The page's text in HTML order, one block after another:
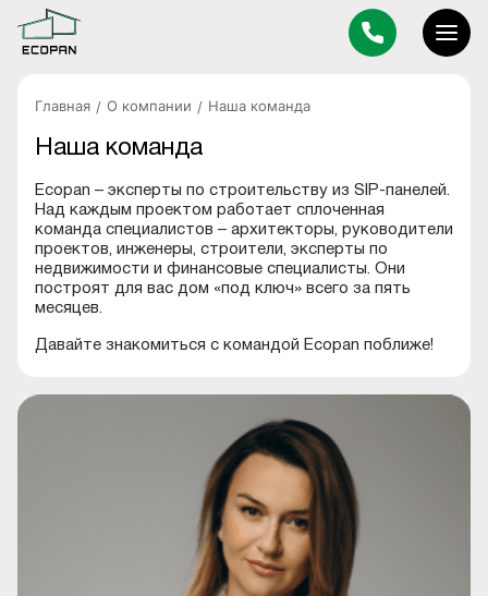
Главная О компании Наша команда
Наша команда
Ecopan – эксперты по строительству из SIP-панелей.
Над каждым проектом работает сплоченная
команда специалистов – архитекторы, руководители
проектов, инженеры, строители, эксперты по
недвижимости и финансовые специалисты. Они
построят для вас дом «под ключ» всего за пять
месяцев.
Давайте знакомиться с командой Ecopan поближе!